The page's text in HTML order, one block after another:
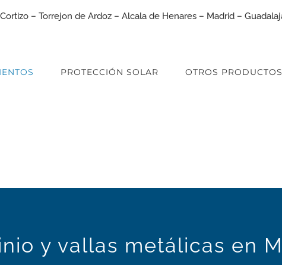
PROTECCIÓN SOLAR OTROS PRODUCTOS
y vallas metálicas en